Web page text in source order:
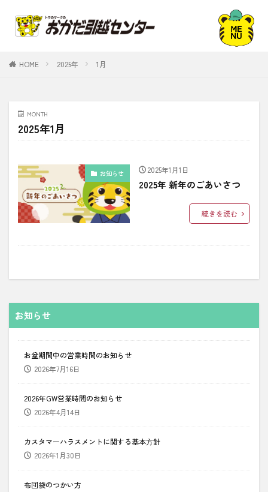
HOME 2025年 1月
MONTH
2025年1月
お知らせ 2025年1月1日
2025年 新年のごあいさつ
続きを読む
お知らせ
お盆期間中の営業時間のお知らせ
2026年7月16日
2026年GW営業時間のお知らせ
2026年4月14日
カスタマーハラスメントに関する基本⽅針
2026年1月30日
布団袋のつかい方